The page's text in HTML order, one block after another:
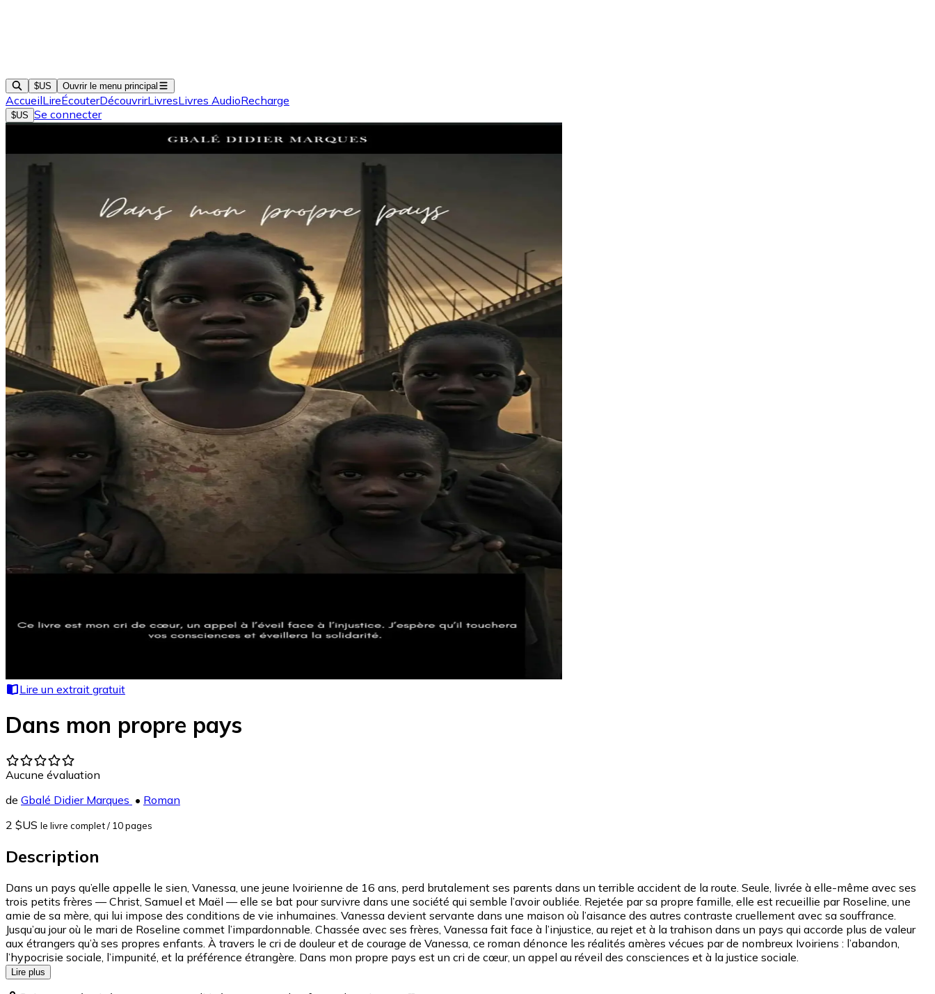
$US Ouvrir le menu principal
AccueilLireÉcouterDécouvrirLivresLivres AudioRecharge
$US Se connecter
Lire un extrait gratuit
Dans mon propre pays
Aucune évaluation
de Gbalé Didier Marques • Roman
2 $US le livre complet/ 10 pages
Description
Dans un pays qu’elle appelle le sien, Vanessa, une jeune Ivoirienne de 16 ans, perd brutalement ses parents dans un terrible accident de la route. Seule, livrée à elle-même avec ses
trois petits frères — Christ, Samuel et Maël — elle se bat pour survivre dans une société qui semble l’avoir oubliée. Rejetée par sa propre famille, elle est recueillie par Roseline, une
amie de sa mère, qui lui impose des conditions de vie inhumaines. Vanessa devient servante dans une maison où l’aisance des autres contraste cruellement avec sa souffrance.
Jusqu’au jour où le mari de Roseline commet l’impardonnable. Chassée avec ses frères, Vanessa fait face à l’injustice, au rejet et à la trahison dans un pays qui accorde plus de valeur
aux étrangers qu’à ses propres enfants. À travers le cri de douleur et de courage de Vanessa, ce roman dénonce les réalités amères vécues par de nombreux Ivoiriens : l’abandon,
l’hypocrisie sociale, l’impunité, et la préférence étrangère. Dans mon propre pays est un cri de cœur, un appel au réveil des consciences et à la justice sociale.
Lire plus